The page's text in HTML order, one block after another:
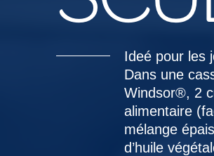
Ideé pour les
Dans une
Windsor®, 2
alimentaire
mélange
d’huile